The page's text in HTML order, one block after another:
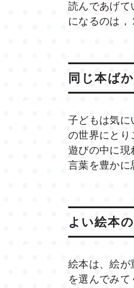
読んであげて
になるのは，
同じ本ば
子どもは気に
の世界にとり
遊びの中に現
言葉を豊かに
よい絵本
絵本は、絵が
を選んでみて